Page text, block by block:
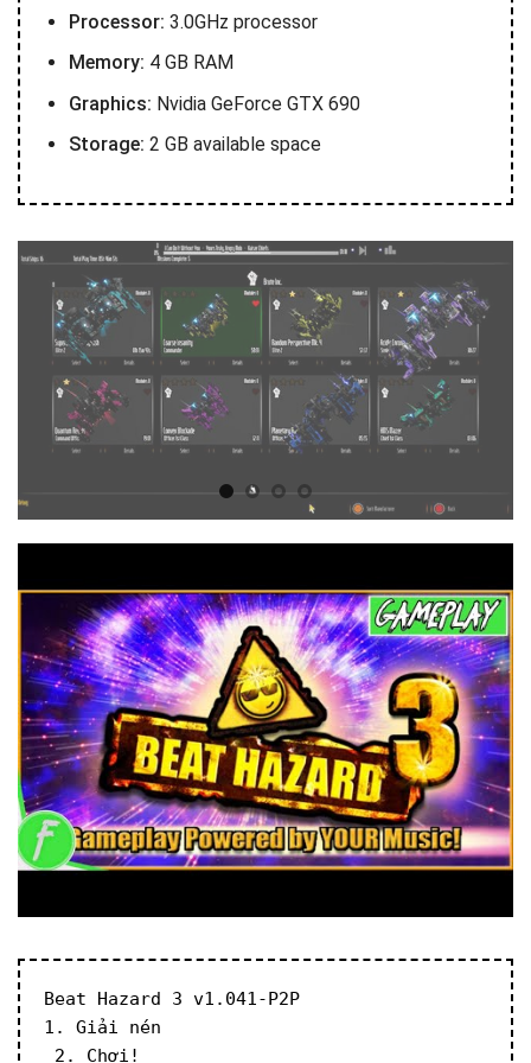
Processor: 3.0GHz processor
Memory: 4 GB RAM
Graphics: Nvidia GeForce GTX 690
Storage: 2 GB available space
Beat Hazard 3 v1.041-P2P
1. Giải nén
2. Chơi!